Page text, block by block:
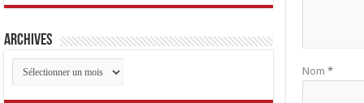
Nom *
Archives
Archives